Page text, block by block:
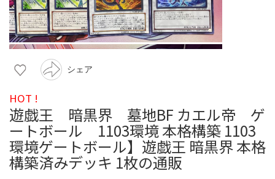
シェア
HOT !
遊戯王 暗黒界 墓地BF カエル帝 ゲ
ートボール 1103環境 本格構築 1103
環境ゲートボール】遊戯王 暗黒界 本格
構築済みデッキ 1枚の通販